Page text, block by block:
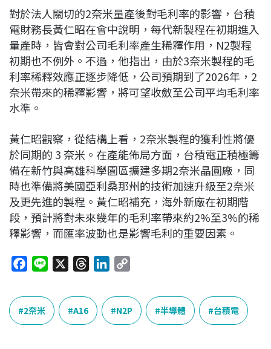
對於法人關切的2奈米量產後對毛利率的影響，台積
電財務長黃仁昭在會中說明，每代新製程在初期進入
量產時，皆會對公司毛利率產生稀釋作用，N2製程
初期也不例外。不過，他指出，由於3奈米製程的毛
利率稀釋效應正逐步降低，公司預期到了2026年，2
奈米帶來的稀釋影響，將可望收斂至公司平均毛利率
水準。
黃仁昭觀察，從結構上看，2奈米製程的獲利性將優
於同期的 3 奈米。在產能佈局方面，台積電正積極籌
備在新竹與高雄科學園區擴建多期2奈米晶圓廠，同
時也準備將美國亞利桑那州的技術加速升級至2奈米
及更先進的製程。黃仁昭補充，海外新廠在初期階
段，預計將對未來幾年的毛利率帶來約2%至3%的稀
釋影響，而匯率波動也是影響毛利的重要因素。
c
e
b
n
r
a
n
k
e
p
y
L
2奈米 A16 N2P 半導體 台積電